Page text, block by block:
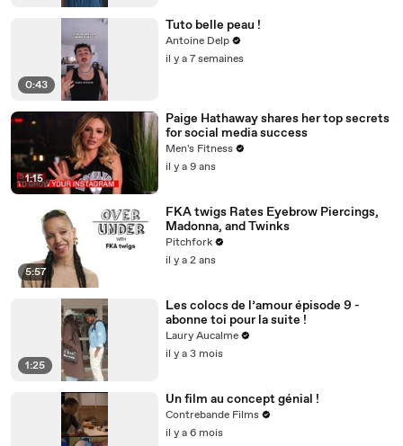
0:43
Tuto belle peau !
Antoine Delp
il y a 7 semaines
1:15
Paige Hathaway shares her top secrets
for social media success
Men's Fitness
il y a 9 ans
5:57
FKA twigs Rates Eyebrow Piercings,
Madonna, and Twinks
Pitchfork
il y a 2 ans
1:25
Les colocs de l’amour épisode 9 -
abonne toi pour la suite !
Laury Aucalme
il y a 3 mois
Un film au concept génial !
Contrebande Films
il y a 6 mois